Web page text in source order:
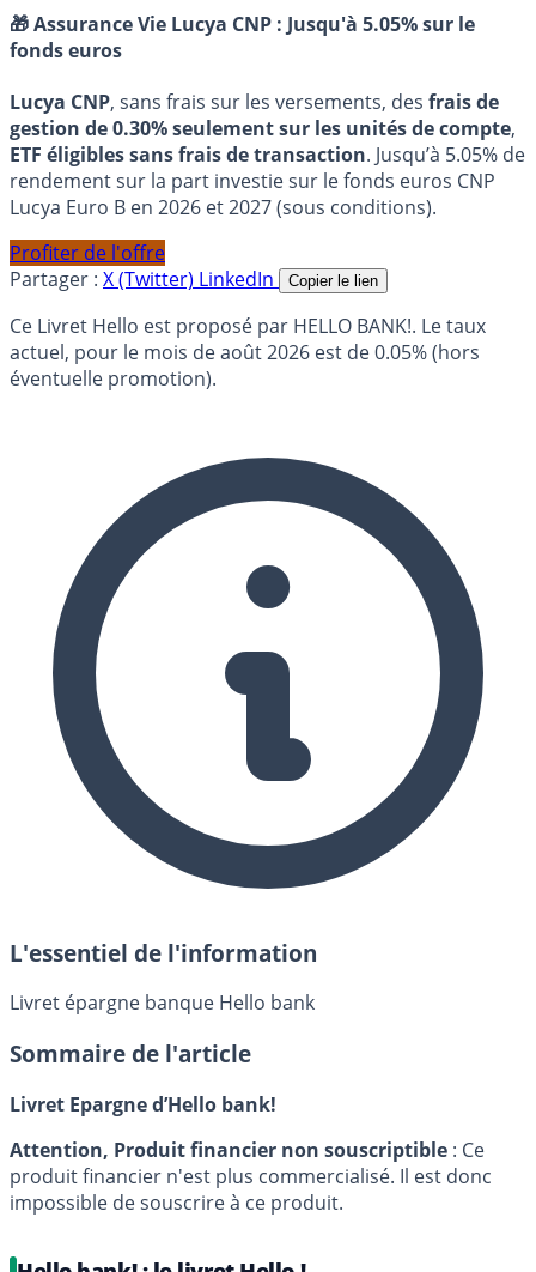
🎁 Assurance Vie Lucya CNP : Jusqu'à 5.05% sur le
fonds euros
Lucya CNP, sans frais sur les versements, des frais de
gestion de 0.30% seulement sur les unités de compte,
ETF éligibles sans frais de transaction. Jusqu’à 5.05% de
rendement sur la part investie sur le fonds euros CNP
Lucya Euro B en 2026 et 2027 (sous conditions).
Profiter de l'offre
Partager : X (Twitter) LinkedIn Copier le lien
Ce Livret Hello est proposé par HELLO BANK!. Le taux
actuel, pour le mois de août 2026 est de 0.05% (hors
éventuelle promotion).
L'essentiel de l'information
Livret épargne banque Hello bank
Sommaire de l'article
Livret Epargne d’Hello bank!
Attention, Produit financier non souscriptible : Ce
produit financier n'est plus commercialisé. Il est donc
impossible de souscrire à ce produit.